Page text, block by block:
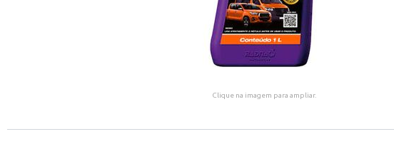
Clique na imagem para ampliar.